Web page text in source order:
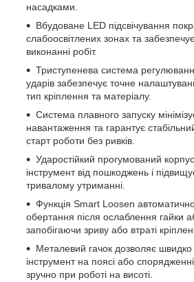
насадками.
Вбудоване LED підсвічування
слабоосвітлених зонах та
виконанні робіт.
Триступенева система
ударів забезпечує точне
тип кріплення та матеріалу.
Система плавного запуску
навантаження та гарантує
старт роботи без ривків.
Ударостійкий прогумований
інструмент від пошкоджень і
тривалому утриманні.
Функція Smart Loosen
обертання після ослаблення гайки
запобігаючи зриву або втраті
Металевий гачок дозволяє швидко
інструмент на поясі або
зручно при роботі на висоті.